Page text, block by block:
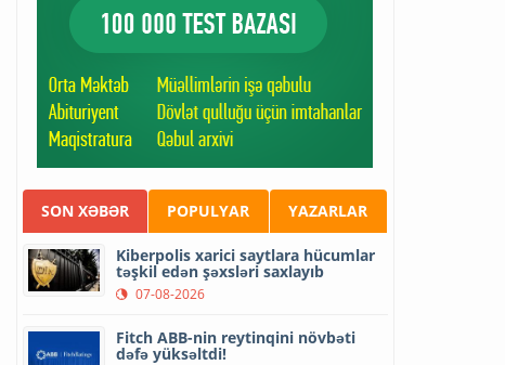
SON XƏBƏR POPULYAR YAZARLAR
Kiberpolis xarici saytlara hücumlar
təşkil edən şəxsləri saxlayıb
07-08-2026
Fitch ABB-nin reytinqini növbəti
dəfə yüksəltdi!